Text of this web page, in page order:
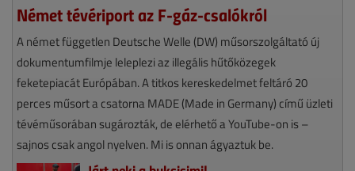
Német tévériport az F-gáz-csalókról
A német független Deutsche Welle (DW) műsorszolgáltató új
dokumentumfilmje leleplezi az illegális hűtőközegek
feketepiacát Európában. A titkos kereskedelmet feltáró 20
perces műsort a csatorna MADE (Made in Germany) című üzleti
tévéműsorában sugározták, de elérhető a YouTube-on is –
sajnos csak angol nyelven. Mi is onnan ágyaztuk be.